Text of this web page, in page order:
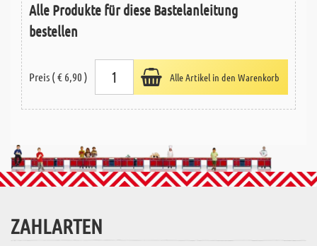
Alle Produkte für diese Bastelanleitung
bestellen
Preis ( € 6,90 ) Alle Artikel in den Warenkorb
ZAHLARTEN